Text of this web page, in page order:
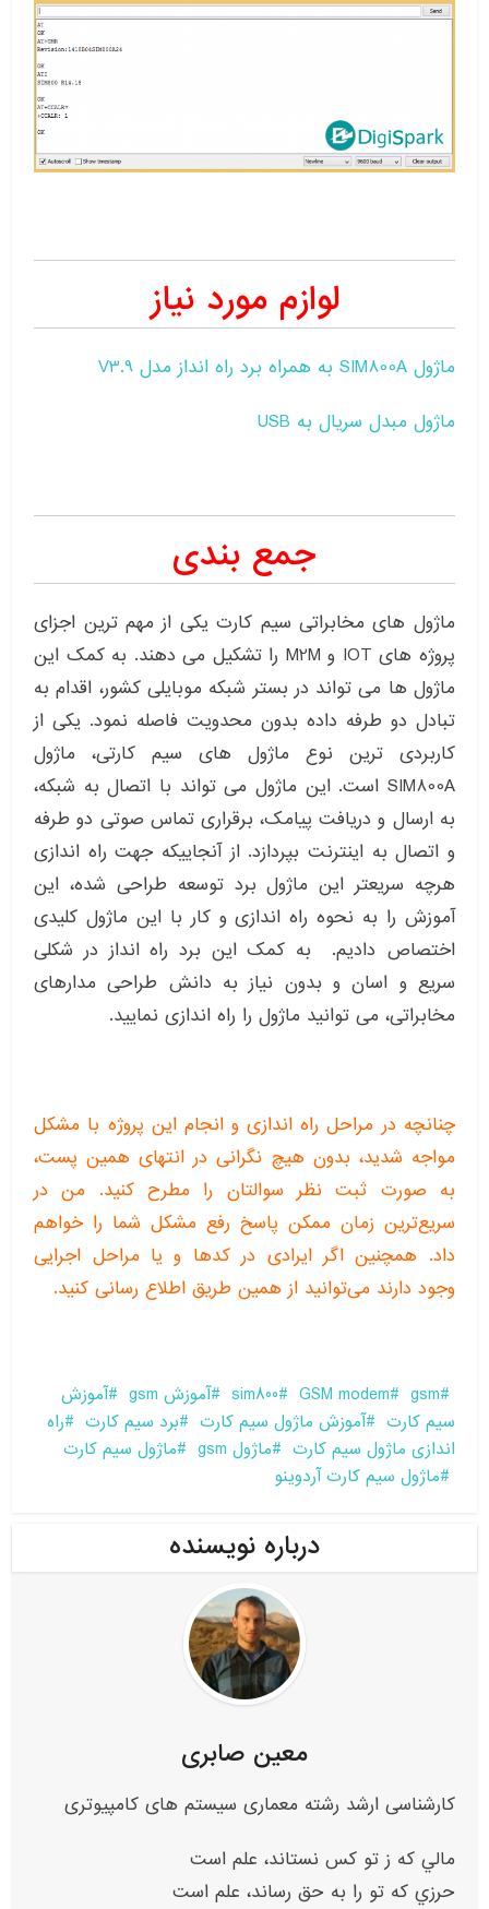
لوازم مورد نیاز
ماژول SIM800A به همراه برد راه انداز مدل V3.9
ماژول مبدل سریال به USB
جمع بندی
ماژول های مخابراتی سیم کارت یکی از مهم ترین اجزای
پروژه های IOT و M2M را تشکیل می دهند. به کمک این
ماژول ها می تواند در بستر شبکه موبایلی کشور، اقدام به
تبادل دو طرفه داده بدون محدویت فاصله نمود. یکی از
کاربردی ترین نوع ماژول های سیم کارتی، ماژول
SIM800A است. این ماژول می تواند با اتصال به شبکه،
به ارسال و دریافت پیامک، برقراری تماس صوتی دو طرفه
و اتصال به اینترنت بپردازد. از آنجاییکه جهت راه اندازی
هرچه سریعتر این ماژول برد توسعه طراحی شده، این
آموزش را به نحوه راه اندازی و کار با این ماژول کلیدی
اختصاص دادیم. به کمک این برد راه انداز در شکلی
سریع و اسان و بدون نیاز به دانش طراحی مدارهای
مخابراتی، می توانید ماژول را راه اندازی نمایید.
چنانچه در مراحل راه اندازی و انجام این پروژه با مشکل
مواجه شدید، بدون هیچ نگرانی در انتهای همین پست،
به صورت ثبت نظر سوالتان را مطرح کنید. من در
سریع‌ترین زمان ممکن پاسخ رفع مشکل شما را خواهم
داد. همچنین اگر ایرادی در کدها و یا مراحل اجرایی
وجود دارند می‌توانید از همین طریق اطلاع رسانی کنید.
gsm
GSM modem
sim800 آموزش gsm
آموزش
سیم کارت
آموزش ماژول سیم کارت برد سیم کارت
راه
اندازی ماژول سیم کارت
ماژول gsm
ماژول سیم کارت
ماژول سیم کارت آردوینو
درباره نویسنده
معین صابری
کارشناسی ارشد رشته معماری سیستم های کامپیوتری
مالي که ز تو کس نستاند، علم است
حرزي که تو را به حق رساند، علم است